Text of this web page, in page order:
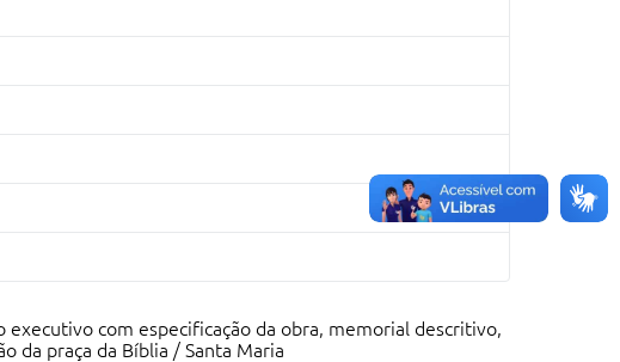
com especificação da obra, memorial descritivo,
da praça da Bíblia / Santa Maria